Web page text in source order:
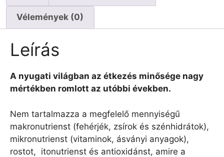
Vélemények (0)
Leírás
A nyugati világban az étkezés minősége nagy
mértékben romlott az utóbbi években.
Nem tartalmazza a megfelelő mennyiségű
makronutrienst (fehérjék, zsírok és szénhidrátok),
mikronutrienst (vitaminok, ásványi anyagok),
rostot, itonutrienst és antioxidánst, amire a